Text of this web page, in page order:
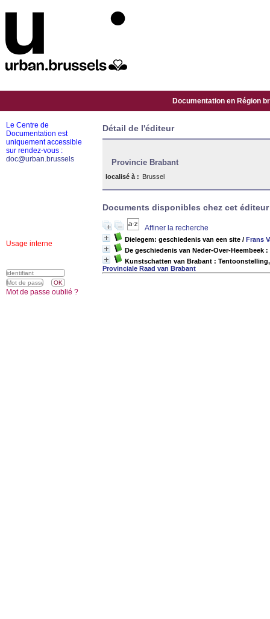
Documentation en Région
Détail de l'éditeur
Provincie Brabant
localisé à : Brussel
Documents disponibles chez cet éditeur
Affiner la recherche
Dielegem: geschiedenis van een site / Frans
De geschiedenis van Neder-Over-Heembeek
Kunstschatten van Brabant :
Provinciale Raad van Brabant
Le Centre de
Documentation est
uniquement accessible
sur rendez-vous :
doc@urban.brussels
Usage interne
Mot de passe oublié ?